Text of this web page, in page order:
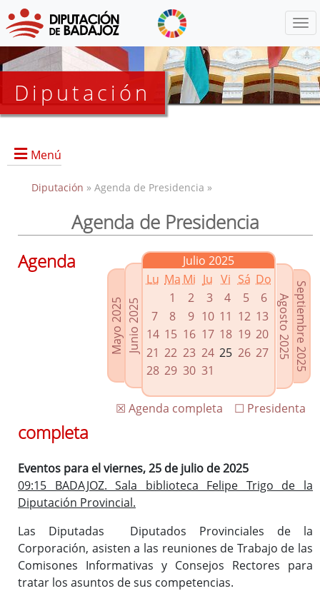
Diputación
Menú
Presidencia
Grupos Políticos
Enlaces relacionados
Agenda de Presidencia
Plenos provinciales y Juntas de gobierno
Oficina de Proyectos Europeos
Diputación » Agenda de Presidencia »
Agenda de Presidencia
Mayo 2025Junio 2025
Julio 2025
Lu Ma Mi Ju Vi Sá Do
1
2 3 4 5
6
7
8 9 10 11 12 13
14 15 16 17 18 19 20
21 22 23 24 25 26 27
28 29 30 31 Septiembre 2025
Agosto 2025
☐ Presidenta
☒ Agenda completa
Agenda
completa
Eventos para el viernes, 25 de julio de 2025
09:15 BADAJOZ. Sala biblioteca Felipe Trigo de la
Diputación Provincial.
Las Diputadas Diputados Provinciales de la
Corporación, asisten a las reuniones de Trabajo de las
Comisones Informativas y Consejos Rectores para
tratar los asuntos de sus competencias.